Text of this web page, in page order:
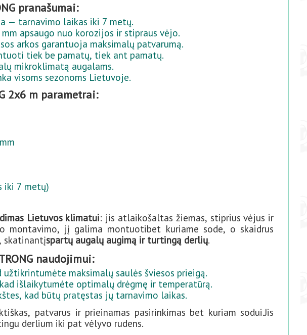
pranašumai:
— tarnavimo laikas iki 7 metų.
apsaugo nuo korozijos ir stipraus vėjo.
arkos garantuoja maksimalų patvarumą.
tiek be pamatų, tiek ant pamatų.
mikroklimatą augalams.
visoms sezonoms Lietuvoje.
2x6 m parametrai:
iki 7 metų)
Lietuvos klimatui: jis atlaikošaltas žiemas, stiprius vėjus ir
montavimo, jį galima montuotibet kuriame sode, o skaidrus
skatinantįspartų augalų augimą ir turtingą derlių.
naudojimui:
maksimalų saulės šviesos prieigą.
išlaikytumėte optimalų drėgmę ir temperatūrą.
kad būtų pratęstas jų tarnavimo laikas.
patvarus ir prieinamas pasirinkimas bet kuriam sodui.Jis
derlium iki pat vėlyvo rudens.